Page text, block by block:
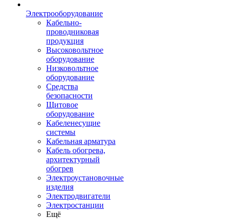
Электрооборудование
Кабельно-
проводниковая
продукция
Высоковольтное
оборудование
Низковольтное
оборудование
Средства
безопасности
Щитовое
оборудование
Кабеленесущие
системы
Кабельная арматура
Кабель обогрева,
архитектурный
обогрев
Электроустановочные
изделия
Электродвигатели
Электростанции
Ещё